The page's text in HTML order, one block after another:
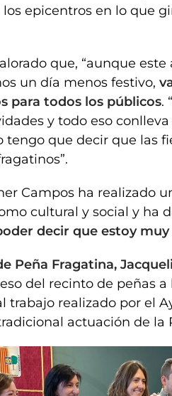
epicentros en lo que
que, “aunque
un día menos festivo,
para todos los públicos.
y todo eso
tengo que decir que las
Campos ha realizado
cultural y social y ha
decir que estoy
Peña Fragatina,
del recinto de peñas
trabajo realizado por el
actuación de la